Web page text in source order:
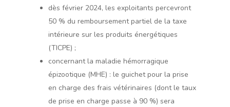
dès février 2024, les exploitants percevront
50 % du remboursement partiel de la taxe
intérieure sur les produits énergétiques
(TICPE) ;
concernant la maladie hémorragique
épizootique (MHE) : le guichet pour la prise
en charge des frais vétérinaires (dont le taux
de prise en charge passe à 90 %) sera